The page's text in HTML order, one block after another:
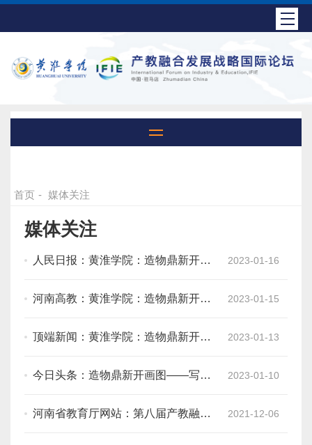
首页 - 媒体关注
媒体关注
人民日报：黄淮学院：造物鼎新开画
国际论坛开幕之际
2023-01-16
河南高教：黄淮学院：造物鼎新开画
国际论坛开幕之际
2023-01-15
顶端新闻：黄淮学院：造物鼎新开画
国际论坛开幕之际
2023-01-13
今日头条：造物鼎新开画图——写在
幕之际
2023-01-10
河南省教育厅网站：第八届产教融合
2021-12-06